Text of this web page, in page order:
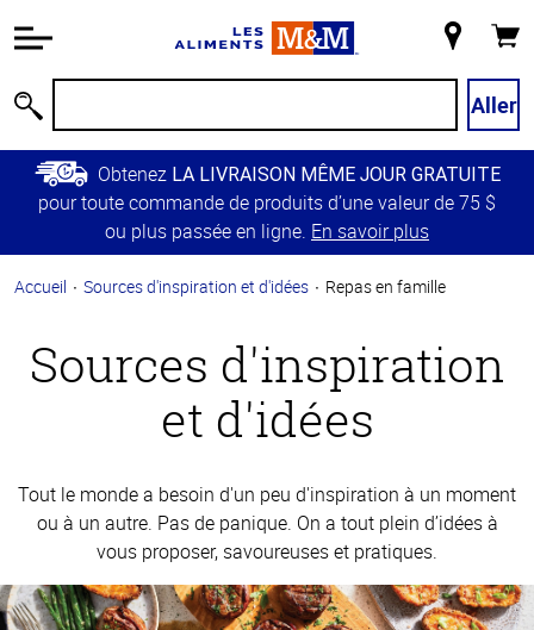
relative à
Passer
contenu
principal
Retour à
principale
magasin
Aller
Obtenez LA LIVRAISON MÊME JOUR GRATUITE
pour toute commande de produits d’une valeur de 75 $
ou plus passée en ligne. En savoir plus
Accueil Sources d'inspiration et d'idées Repas en famille
Sources d'inspiration
et d'idées
Tout le monde a besoin d'un peu d'inspiration à un moment
ou à un autre. Pas de panique. On a tout plein d’idées à
vous proposer, savoureuses et pratiques.